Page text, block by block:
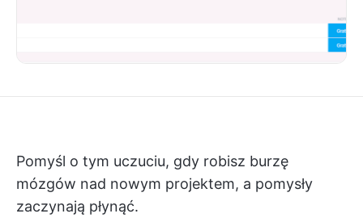
Pomyśl o tym uczuciu, gdy robisz burzę
mózgów nad nowym projektem, a pomysły
zaczynają płynąć.